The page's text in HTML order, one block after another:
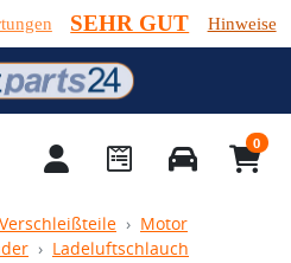
SEHR GUT Hinweise
0
Motor
Ladeluftschlauch